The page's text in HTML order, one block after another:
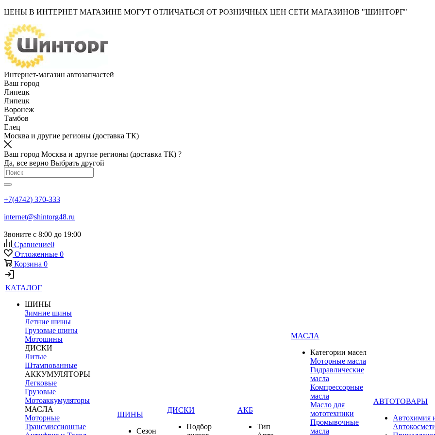
ЦЕНЫ В ИНТЕРНЕТ МАГАЗИНЕ МОГУТ ОТЛИЧАТЬСЯ ОТ РОЗНИЧНЫХ ЦЕН СЕТИ МАГАЗИНОВ "ШИНТОРГ"
Интернет-магазин автозапчастей
Ваш город
Липецк
Липецк
Воронеж
Тамбов
Елец
Москва и другие регионы (доставка ТК)
Ваш город Москва и другие регионы (доставка ТК) ?
Да, все верно Выбрать другой
+7(4742) 370-333
internet@shintorg48.ru
Звоните с 8:00 до 19:00
Сравнение0
Отложенные 0
Корзина 0
КАТАЛОГ
ШИНЫ
Зимние шины
Летние шины
Грузовые шины
Мотошины
ДИСКИ
Литые
Штампованные
АККУМУЛЯТОРЫ
Легковые
Грузовые
Мотоаккумуляторы
МАСЛА
Моторные
Трансмиссионные
ШИНЫ
Сезон
ДИСКИ
Подбор
АКБ
Тип
МАСЛА
Категории масел
Моторные масла
Гидравлические
масла
Компрессорные
масла
Масло для
мототехники
Промывочные
масла
АВТОТОВАРЫ
Автохимия